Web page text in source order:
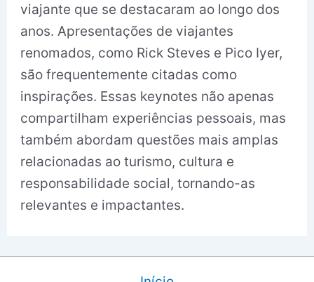
viajante que se destacaram ao longo dos
anos. Apresentações de viajantes
renomados, como Rick Steves e Pico Iyer,
são frequentemente citadas como
inspirações. Essas keynotes não apenas
compartilham experiências pessoais, mas
também abordam questões mais amplas
relacionadas ao turismo, cultura e
responsabilidade social, tornando-as
relevantes e impactantes.